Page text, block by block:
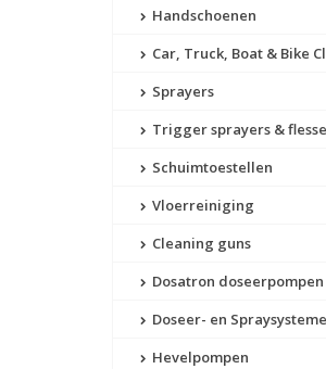
Handschoenen
Car, Truck, Boat & Bike
Sprayers
Trigger sprayers &
Schuimtoestellen
Vloerreiniging
Cleaning guns
Dosatron doseerpompen
Doseer- en
Hevelpompen